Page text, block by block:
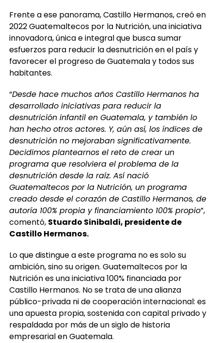
Frente a ese panorama, Castillo Hermanos, creó en
2022 Guatemaltecos por la Nutrición, una iniciativa
innovadora, única e integral que busca sumar
esfuerzos para reducir la desnutrición en el país y
favorecer el progreso de Guatemala y todos sus
habitantes.
“Desde hace muchos años Castillo Hermanos ha
desarrollado iniciativas para reducir la
desnutrición infantil en Guatemala, y también lo
han hecho otros actores. Y, aún así, los índices de
desnutrición no mejoraban significativamente.
Decidimos plantearnos el reto de crear un
programa que resolviera el problema de la
desnutrición desde la raíz. Así nació
Guatemaltecos por la Nutrición, un programa
creado desde el corazón de Castillo Hermanos, de
autoría 100% propia y financiamiento 100% propio”,
comentó, Stuardo Sinibaldi, presidente de
Castillo Hermanos.
Lo que distingue a este programa no es solo su
ambición, sino su origen. Guatemaltecos por la
Nutrición es una iniciativa 100% financiada por
Castillo Hermanos. No se trata de una alianza
público-privada ni de cooperación internacional: es
una apuesta propia, sostenida con capital privado y
respaldada por más de un siglo de historia
empresarial en Guatemala.